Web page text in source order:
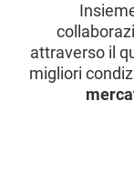
attraverso il
migliori